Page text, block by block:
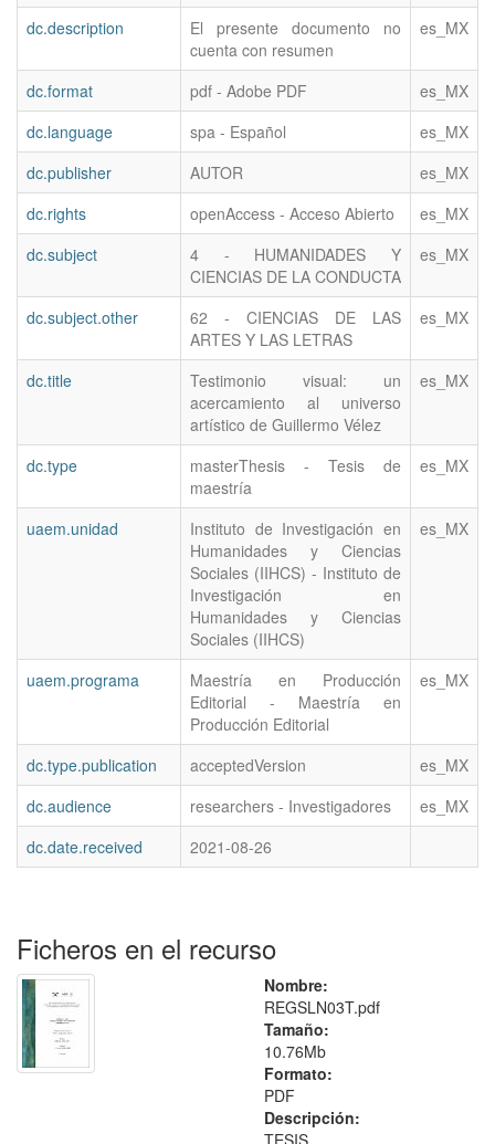
dc.description
El presente documento no
cuenta con resumen
es_MX
dc.format pdf - Adobe PDF
es_MX
dc.language
spa - Español
es_MX
dc.publisher
AUTOR
es_MX
dc.rights
openAccess - Acceso Abierto
es_MX
dc.subject
4 - HUMANIDADES Y
CIENCIAS DE LA CONDUCTA
es_MX
dc.subject.other
62 - CIENCIAS DE LAS
ARTES Y LAS LETRAS
es_MX
dc.title
Testimonio visual: un
acercamiento al universo
artístico de Guillermo Vélez
es_MX
dc.type
masterThesis - Tesis de
maestría
es_MX
uaem.unidad
Instituto de Investigación en
Humanidades y Ciencias
Sociales (IIHCS) - Instituto de
Investigación en
Humanidades y Ciencias
Sociales (IIHCS)
es_MX
uaem.programa
Maestría en Producción
Editorial - Maestría en
Producción Editorial
es_MX
dc.type.publication acceptedVersion
es_MX
dc.audience
researchers - Investigadores
es_MX
dc.date.received
2021-08-26
Ficheros en el recurso
Nombre:
REGSLN03T.pdf
Tamaño:
10.76Mb
Formato:
PDF
Descripción: